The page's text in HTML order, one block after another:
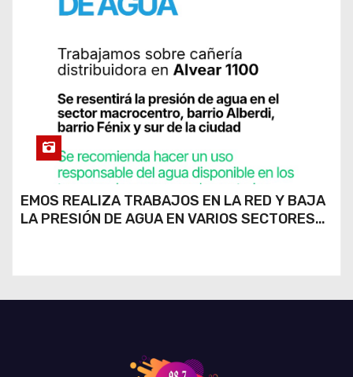
EMOS REALIZA TRABAJOS EN LA RED Y BAJA
LA PRESIÓN DE AGUA EN VARIOS SECTORES